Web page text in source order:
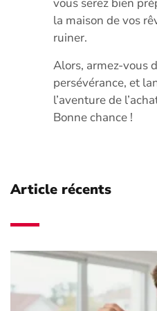
vous serez bien
la maison de vos
ruiner.
Alors, armez-vous
persévérance, et
l’aventure de
Bonne chance !
Article récents